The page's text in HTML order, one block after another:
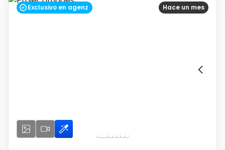
Hace un mes
Exclusivo en agenz